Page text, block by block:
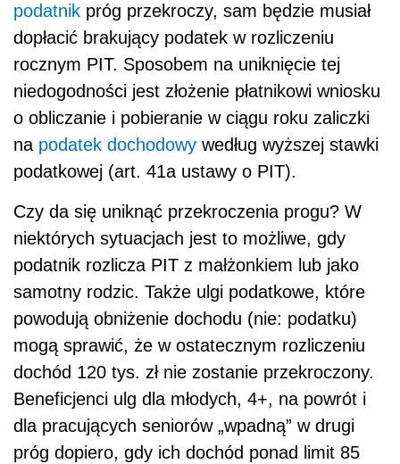
podatnik próg przekroczy, sam będzie musiał
dopłacić brakujący podatek w rozliczeniu
rocznym PIT. Sposobem na uniknięcie tej
niedogodności jest złożenie płatnikowi wniosku
o obliczanie i pobieranie w ciągu roku zaliczki
na podatek dochodowy według wyższej stawki
podatkowej (art. 41a ustawy o PIT).
Czy da się uniknąć przekroczenia progu? W
niektórych sytuacjach jest to możliwe, gdy
podatnik rozlicza PIT z małżonkiem lub jako
samotny rodzic. Także ulgi podatkowe, które
powodują obniżenie dochodu (nie: podatku)
mogą sprawić, że w ostatecznym rozliczeniu
dochód 120 tys. zł nie zostanie przekroczony.
Beneficjenci ulg dla młodych, 4+, na powrót i
dla pracujących seniorów „wpadną” w drugi
próg dopiero, gdy ich dochód ponad limit 85